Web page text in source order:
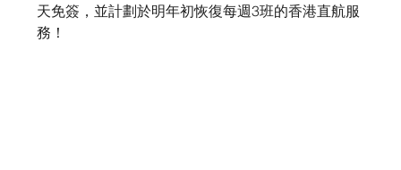
天免簽，並計劃於明年初恢復每週3班的香港直航服
務！